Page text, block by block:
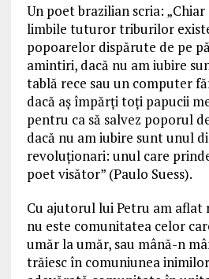
Un poet brazilian scria: „Chiar
limbile tuturor triburilor
popoarelor dispărute de pe
amintiri, dacă nu am iubire
tablă rece sau un computer
dacă aş împărţi toţi papucii
pentru ca să salvez poporul
dacă nu am iubire sunt unul
revoluţionari: unul care
poet visător” (Paulo Suess).
Cu ajutorul lui Petru am aflat
nu este comunitatea celor
umăr la umăr, sau mână-n
trăiesc în comuniunea